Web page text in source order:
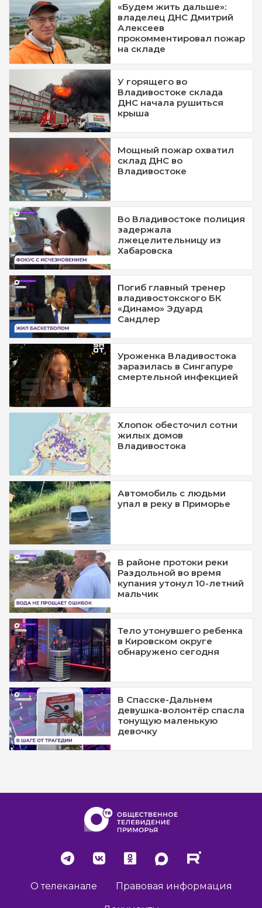
«Будем жить дальше»:
владелец ДНС Дмитрий
Алексеев
прокомментировал пожар
на складе
У горящего во
Владивостоке склада
ДНС начала рушиться
крыша
Мощный пожар охватил
склад ДНС во
Владивостоке
Во Владивостоке полиция
задержала
лжецелительницу из
Хабаровска
Погиб главный тренер
владивостокского БК
«Динамо» Эдуард
Сандлер
Уроженка Владивостока
заразилась в Сингапуре
смертельной инфекцией
Хлопок обесточил сотни
жилых домов
Владивостока
Автомобиль с людьми
упал в реку в Приморье
В районе протоки реки
Раздольной во время
купания утонул 10-летний
мальчик
Тело утонувшего ребенка
в Кировском округе
обнаружено сегодня
В Спасске-Дальнем
девушка-волонтёр спасла
тонущую маленькую
девочку
О телеканале Правовая информация